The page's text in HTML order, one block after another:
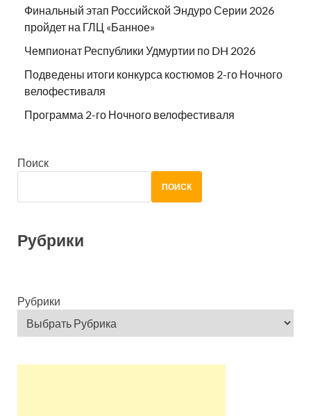
Финальный этап Российской Эндуро Серии 2026
пройдет на ГЛЦ «Банное»
Чемпионат Республики Удмуртии по DH 2026
Подведены итоги конкурса костюмов 2-го Ночного
велофестиваля
Программа 2-го Ночного велофестиваля
Поиск
ПОИСК
Рубрики
Рубрики